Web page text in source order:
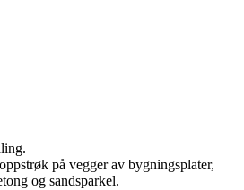
på vegger av bygningsplater,
og sandsparkel.